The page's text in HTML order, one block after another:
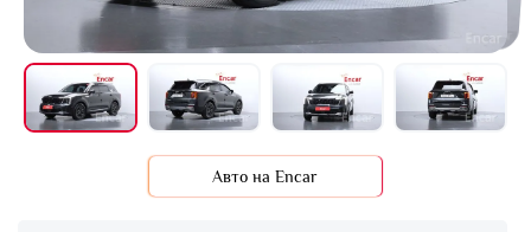
Авто на Encar